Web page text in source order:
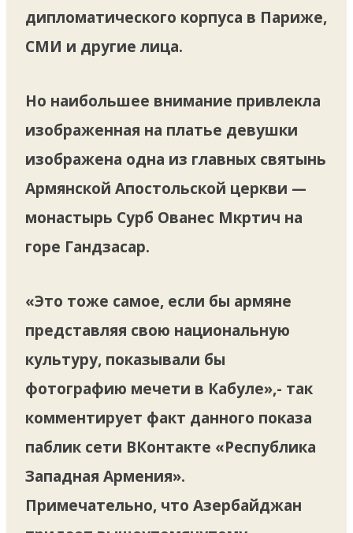
дипломатического корпуса в Париже,
СМИ и другие лица.
Но наибольшее внимание привлекла
изображенная на платье девушки
изображена одна из главных святынь
Армянской Апостольской церкви —
монастырь Сурб Ованес Мкртич на
горе Гандзасар.
«Это тоже самое, если бы армяне
представляя свою национальную
культуру, показывали бы
фотографию мечети в Кабуле»,- так
комментирует факт данного показа
паблик сети ВКонтакте «Республика
Западная Армения».
Примечательно, что Азербайджан